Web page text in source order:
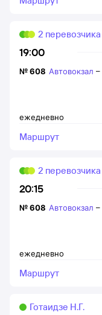
19:00
2 перевозчика
ежедневно
№608 Автовокзал –
Маршрут
20:15
2 перевозчика
ежедневно
№608 Автовокзал –
Маршрут
Готаидзе Н.Г.